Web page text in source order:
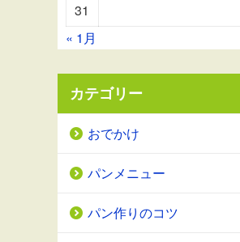
31
« 1月
カテゴリー
おでかけ
パンメニュー
パン作りのコツ